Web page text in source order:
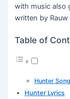
with music also
written by Rauw
Table of
Hunter
Hunter Lyrics